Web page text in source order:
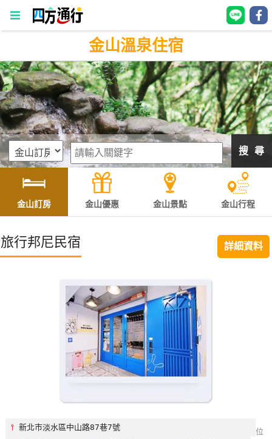
四
方
通
行
訂
房
灣
訂
房
直接跟飯店訂房HOT
金山溫泉住宿
搜 尋
金山訂房 金山優惠 金山景點 金山行程
旅行邦尼民宿 詳細資料
⫯新北市淡水區中山路87巷7號
位